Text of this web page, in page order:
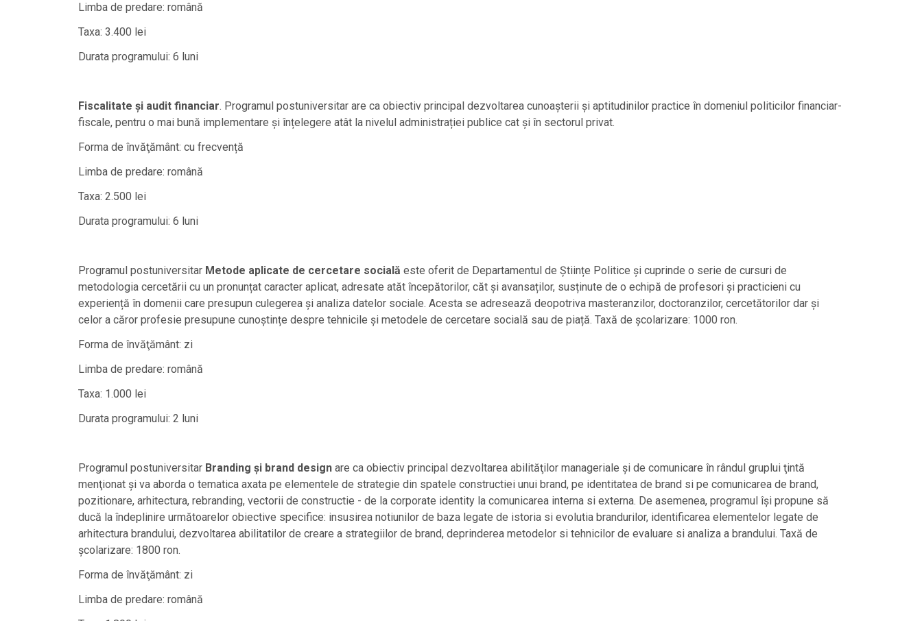
Limba de predare: română
Taxa: 3.400 lei
Durata programului: 6 luni
Fiscalitate și audit financiar. Programul postuniversitar are ca obiectiv principal dezvoltarea cunoașterii și aptitudinilor practice în domeniul politicilor financiar-
fiscale, pentru o mai bună implementare și înțelegere atât la nivelul administrației publice cat și în sectorul privat.
Forma de învăţământ: cu frecvență
Limba de predare: română
Taxa: 2.500 lei
Durata programului: 6 luni
Programul postuniversitar Metode aplicate de cercetare socială este oferit de Departamentul de Științe Politice și cuprinde o serie de cursuri de
metodologia cercetării cu un pronunțat caracter aplicat, adresate atăt începătorilor, căt și avansaților, susținute de o echipă de profesori și practicieni cu
experiență în domenii care presupun culegerea și analiza datelor sociale. Acesta se adresează deopotriva masteranzilor, doctoranzilor, cercetătorilor dar și
celor a căror profesie presupune cunoștințe despre tehnicile și metodele de cercetare socială sau de piață. Taxă de școlarizare: 1000 ron.
Forma de învăţământ: zi
Limba de predare: română
Taxa: 1.000 lei
Durata programului: 2 luni
Programul postuniversitar Branding şi brand design are ca obiectiv principal dezvoltarea abilităţilor manageriale și de comunicare în rândul gruplui ţintă
menţionat şi va aborda o tematica axata pe elementele de strategie din spatele constructiei unui brand, pe identitatea de brand si pe comunicarea de brand,
pozitionare, arhitectura, rebranding, vectorii de constructie - de la corporate identity la comunicarea interna si externa. De asemenea, programul îşi propune să
ducă la îndeplinire următoarelor obiective specifice: insusirea notiunilor de baza legate de istoria si evolutia brandurilor, identificarea elementelor legate de
arhitectura brandului, dezvoltarea abilitatilor de creare a strategiilor de brand, deprinderea metodelor si tehnicilor de evaluare si analiza a brandului. Taxă de
școlarizare: 1800 ron.
Forma de învăţământ: zi
Limba de predare: română